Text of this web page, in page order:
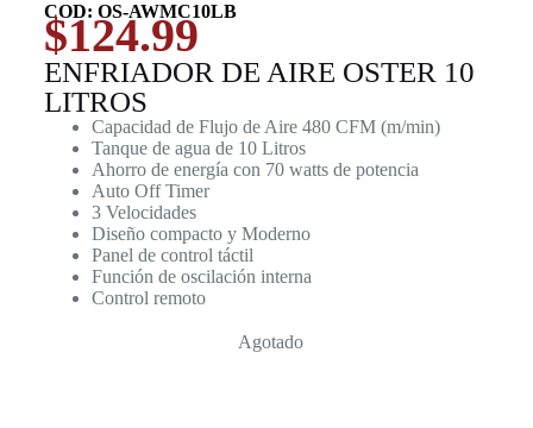
COD: OS-AWMC10LB
$124.99
ENFRIADOR DE AIRE OSTER 10
LITROS
Capacidad de Flujo de Aire 480 CFM (m/min)
Tanque de agua de 10 Litros
Ahorro de energía con 70 watts de potencia
Auto Off Timer
3 Velocidades
Diseño compacto y Moderno
Panel de control táctil
Función de oscilación interna
Control remoto
Agotado